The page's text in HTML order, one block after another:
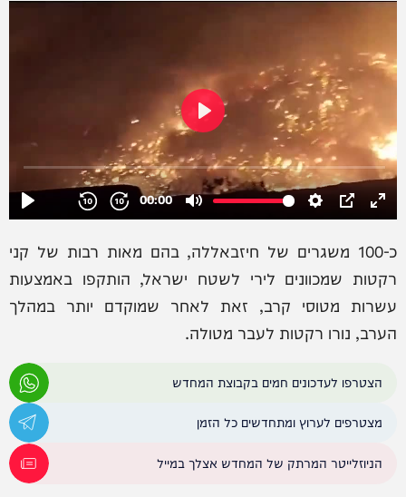
כ-100 משגרים של חיזבאללה, בהם מאות רבות של קני
רקטות שמכוונים לירי לשטח ישראל, הותקפו באמצעות
עשרות מטוסי קרב, זאת לאחר שמוקדם יותר במהלך
הערב, נורו רקטות לעבר מטולה.
הצטרפו לעדכונים חמים בקבוצת המחדש
מצטרפים לערוץ ומתחדשים כל הזמן
הניוזלייטר המרתק של המחדש אצלך במייל